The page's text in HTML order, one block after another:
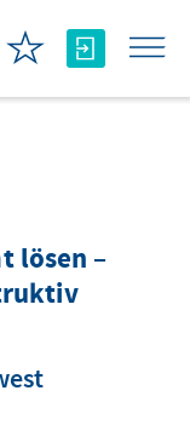
lösen –